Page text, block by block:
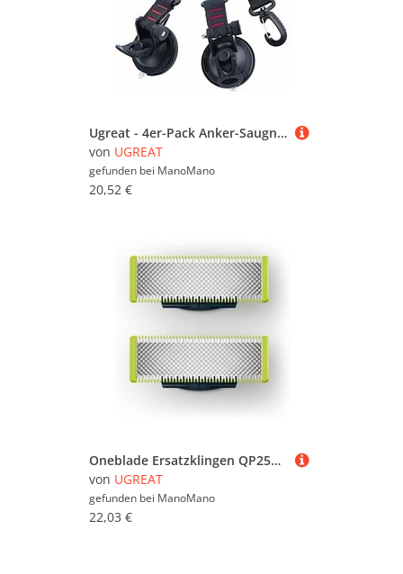
Ugreat - 4er-Pack Anker-Saugnapfe mit Saugnapf-Befestigung für Auto, Camping, Plane, Multifunktions-Saugnapf-Zubehör für Zelte als Auto-Seitenmarkise
von UGREAT
gefunden bei ManoMano
20,52 €
Oneblade Ersatzklingen QP2523 QP2530 QP6523 QP220, Badezimmerzubehör-Set, 2 Stück Ugreat
von UGREAT
gefunden bei ManoMano
22,03 €